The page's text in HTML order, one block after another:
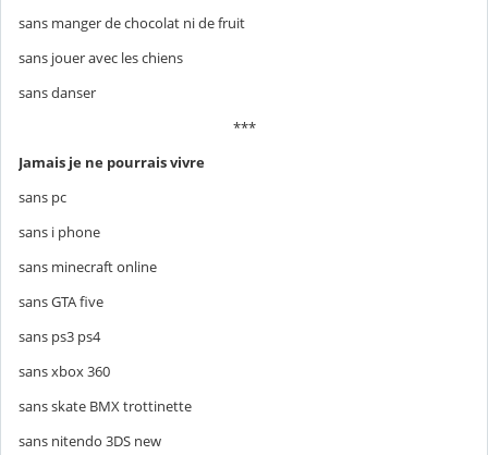
sans manger de chocolat ni de fruit
sans jouer avec les chiens
sans danser
***
Jamais je ne pourraisvivre
sans pc
sans i phone
sans minecraft online
sans GTA five
sans ps3 ps4
sans xbox 360
sans skate BMX trottinette
sans nitendo 3DS new